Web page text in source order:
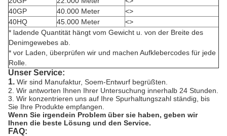
40GP
40.000 Meter
<>
40HQ
45.000 Meter
<>
* ladende Quantität hängt vom Gewicht u. von der Breite des
Denimgewebes ab.
* vor Laden, überprüfen wir und machen Aufklebercodes für jede
Rolle.
Unser Service:
1. Wir sind Manufaktur, Soem-Entwurf begrüßten.
2. Wir antworten Ihnen Ihrer Untersuchung innerhalb 24 Stunden.
3. Wir konzentrieren uns auf Ihre Spurhaltungszahl ständig, bis
Sie Ihre Produkte empfangen.
Wenn Sie irgendein Problem über sie haben, geben wir
Ihnen die beste Lösung und den Service.
FAQ: